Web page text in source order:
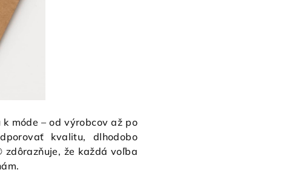
móde – od výrobcov až po
kvalitu, dlhodobo
že každá voľba